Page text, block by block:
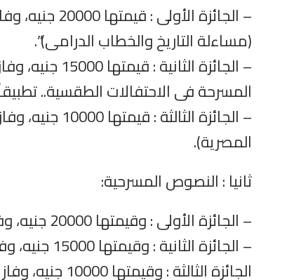
– الجائزة الأولى : قيمتها 20000 جنيه، وفاز بها
(مساءلة التاريخ والخطاب الدرامى)”.
– الجائزة الثانية : قيمتها 15000 جنيه، وفازت بها
المسرحة فى الاحتفالات الطقسية..
– الجائزة الثالثة : قيمتها 10000 جنيه، وفاز بها
المصرية).
ثانيا : النصوص المسرحية:
– الجائزة الأولى : وقيمتها 20000 جنيه، وفازت بها
– الجائزة الثانية : وقيمتها 15000 جنيه، وفاز بها
الجائزة الثالثة : وقيمتها 10000 جنيه، وفاز بها